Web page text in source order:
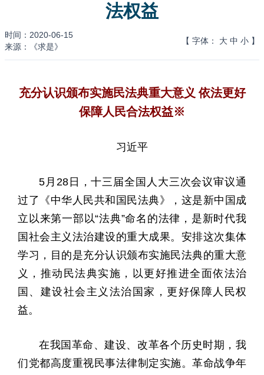
法权益
时间：2020-06-15
来源：《求是》
【 字体： 大 中 小 】
充分认识颁布实施民法典重大意义 依法更好
保障人民合法权益※
习近平
5月28日，十三届全国人大三次会议审议通
过了《中华人民共和国民法典》，这是新中国成
立以来第一部以“法典”命名的法律，是新时代我
国社会主义法治建设的重大成果。安排这次集体
学习，目的是充分认识颁布实施民法典的重大意
义，推动民法典实施，以更好推进全面依法治
国、建设社会主义法治国家，更好保障人民权
益。
在我国革命、建设、改革各个历史时期，我
们党都高度重视民事法律制定实施。革命战争年